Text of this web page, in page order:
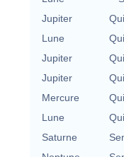
Jupiter
Lune
Jupiter
Jupiter
Mercure
Lune
Saturne